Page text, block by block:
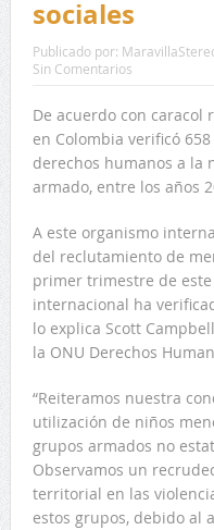
sociales
Publicado por:
Sin Comentarios
De acuerdo con caracol
en Colombia verificó
derechos humanos a la
armado, entre los años
A este organismo
del reclutamiento de
primer trimestre de
internacional ha
lo explica Scott
la ONU Derechos
“Reiteramos nuestra
utilización de niños
grupos armados no
Observamos un
territorial en las
estos grupos, debido al